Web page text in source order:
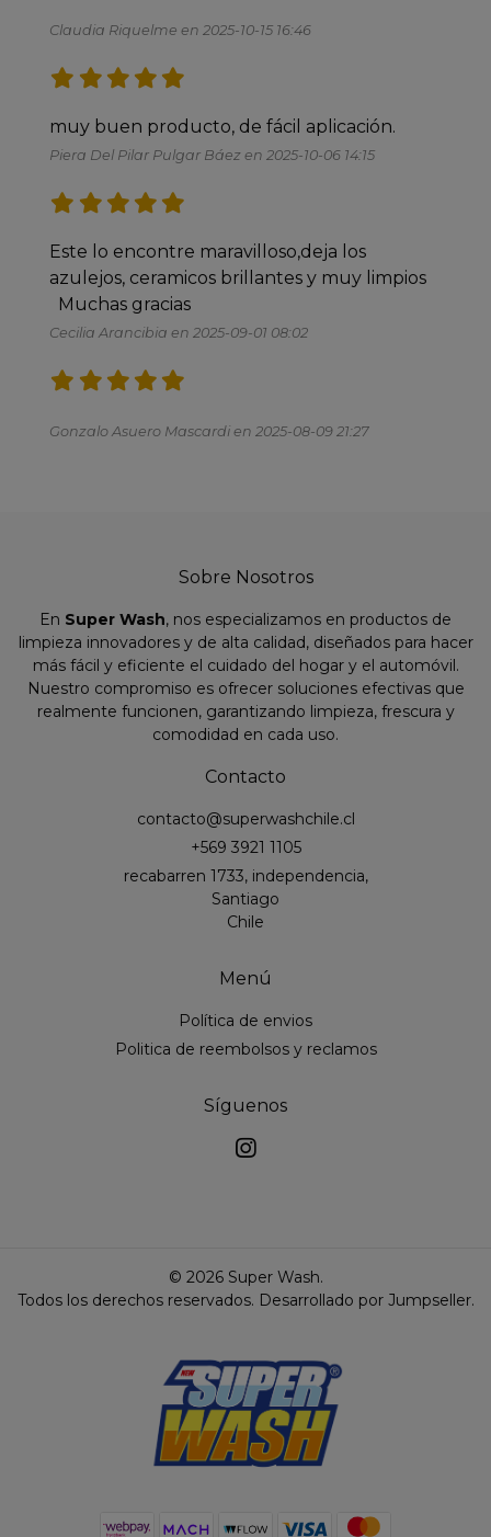
Claudia Riquelme en 2025-10-15 16:46
muy buen producto, de fácil aplicación.
Piera Del Pilar Pulgar Báez en 2025-10-06 14:15
Este lo encontre maravilloso,deja los
azulejos, ceramicos brillantes y muy limpios
  Muchas gracias
Cecilia Arancibia en 2025-09-01 08:02
Gonzalo Asuero Mascardi en 2025-08-09 21:27
Sobre Nosotros
En Super Wash, nos especializamos en productos de
limpieza innovadores y de alta calidad, diseñados para hacer
más fácil y eficiente el cuidado del hogar y el automóvil.
Nuestro compromiso es ofrecer soluciones efectivas que
realmente funcionen, garantizando limpieza, frescura y
comodidad en cada uso.
Contacto
contacto@superwashchile.cl
+569 3921 1105
recabarren 1733, independencia,
Santiago
Chile
Menú
Política de envios
Politica de reembolsos y reclamos
Síguenos
© 2026 Super Wash.
Todos los derechos reservados. Desarrollado por Jumpseller.